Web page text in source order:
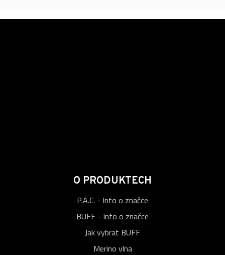
O PRODUKTECH
P.A.C. - Info o značce
BUFF - Info o značce
Jak vybrat BUFF
Merino vlna